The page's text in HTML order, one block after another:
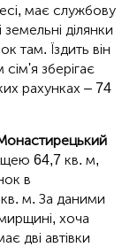
має службову
ділянки
там. Їздить він
зберігає
рахунках – 74
64,7 кв. м,
в
м. За даними
хоча
дві автівки